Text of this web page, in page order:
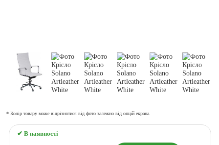
* Колір товару може відрізнятися від фото залежно від опцій екрана.
✔ В наявності